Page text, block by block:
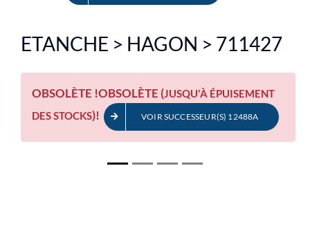
EN
ETANCHE > HAGON > 711427
OBSOLÈTE !OBSOLÈTE (JUSQU'À ÉPUISEMENT
DES STOCKS)! VOIR SUCCESSEUR(S) 12488A